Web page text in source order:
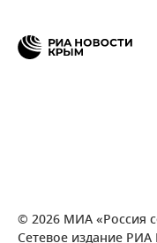
© 2026 МИА «Россия